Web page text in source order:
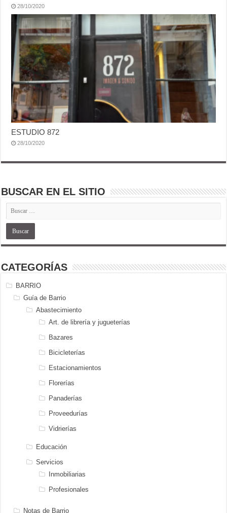
28/10/2020
ESTUDIO 872
28/10/2020
BUSCAR EN EL SITIO
CATEGORÍAS
BARRIO
Guía de Barrio
Abastecimiento
Art. de librería y jugueterías
Bazares
Bicicleterías
Estacionamientos
Florerías
Panaderías
Proveedurías
Vidrierías
Educación
Servicios
Inmobiliarias
Profesionales
Notas de Barrio